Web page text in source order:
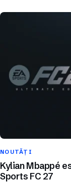
NOUTĂȚI
Kylian Mbappé
Sports FC 27